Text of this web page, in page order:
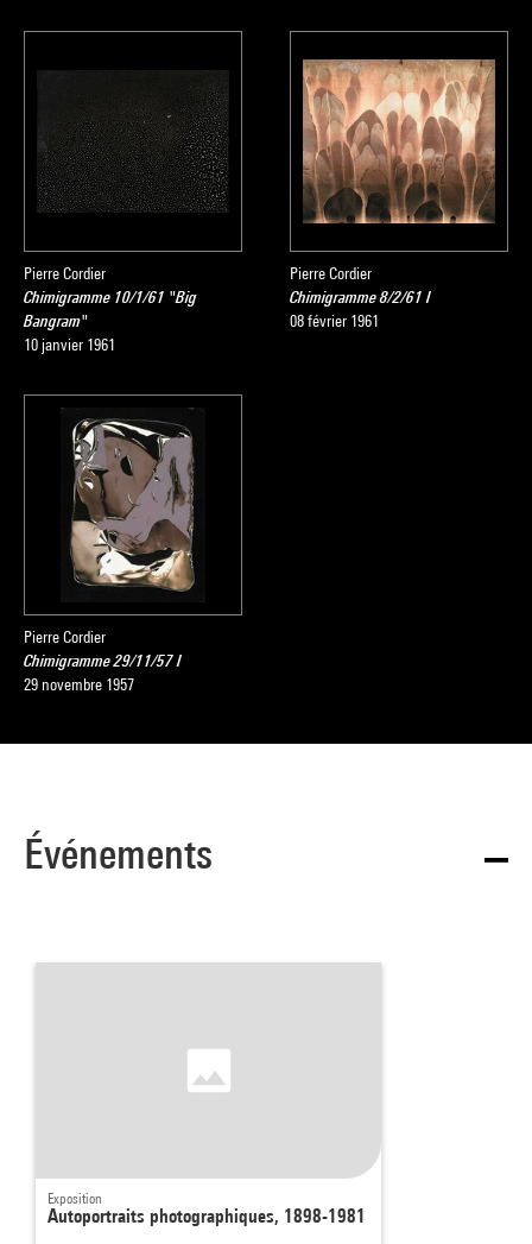
Pierre Cordier
Chimigramme 10/1/61 "Big
Bangram"
10 janvier 1961
Pierre Cordier
Chimigramme 8/2/61 I
08 février 1961
Pierre Cordier
Chimigramme 29/11/57 I
29 novembre 1957
Événements
Exposition
Autoportraits photographiques, 1898-1981